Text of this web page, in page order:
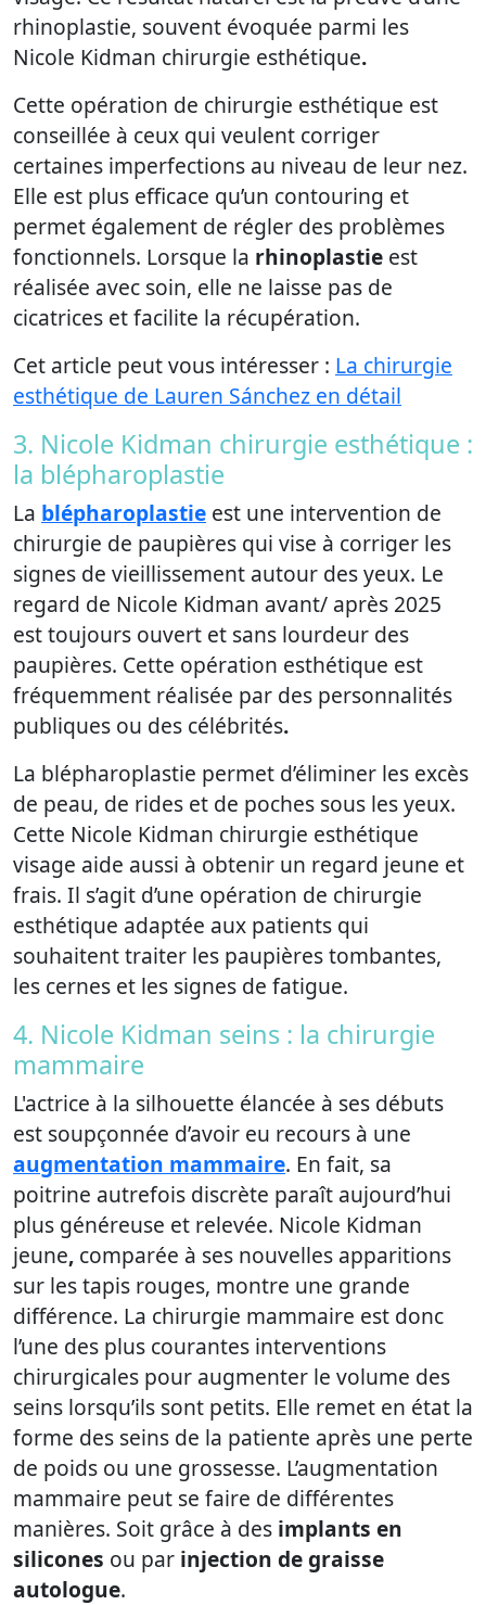
rhinoplastie, souvent évoquée parmi les
Nicole Kidman chirurgie esthétique.
Cette opération de chirurgie esthétique est
conseillée à ceux qui veulent corriger
certaines imperfections au niveau de leur nez.
Elle est plus efficace qu’un contouring et
permet également de régler des problèmes
fonctionnels. Lorsque la rhinoplastie est
réalisée avec soin, elle ne laisse pas de
cicatrices et facilite la récupération.
Cet article peut vous intéresser : La chirurgie
esthétique de Lauren Sánchez en détail
3. Nicole Kidman chirurgie esthétique :
la blépharoplastie
La blépharoplastie est une intervention de
chirurgie de paupières qui vise à corriger les
signes de vieillissement autour des yeux. Le
regard de Nicole Kidman avant/ après 2025
est toujours ouvert et sans lourdeur des
paupières. Cette opération esthétique est
fréquemment réalisée par des personnalités
publiques ou des célébrités.
La blépharoplastie permet d’éliminer les excès
de peau, de rides et de poches sous les yeux.
Cette Nicole Kidman chirurgie esthétique
visage aide aussi à obtenir un regard jeune et
frais. Il s’agit d’une opération de chirurgie
esthétique adaptée aux patients qui
souhaitent traiter les paupières tombantes,
les cernes et les signes de fatigue.
4. Nicole Kidman seins : la chirurgie
mammaire
L'actrice à la silhouette élancée à ses débuts
est soupçonnée d’avoir eu recours à une
augmentation mammaire. En fait, sa
poitrine autrefois discrète paraît aujourd’hui
plus généreuse et relevée. Nicole Kidman
jeune, comparée à ses nouvelles apparitions
sur les tapis rouges, montre une grande
différence. La chirurgie mammaire est donc
l’une des plus courantes interventions
chirurgicales pour augmenter le volume des
seins lorsqu’ils sont petits. Elle remet en état la
forme des seins de la patiente après une perte
de poids ou une grossesse. L’augmentation
mammaire peut se faire de différentes
manières. Soit grâce à des implants en
silicones ou par injection de graisse
autologue.